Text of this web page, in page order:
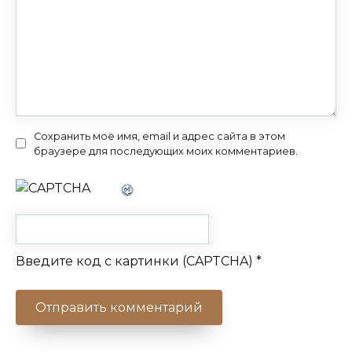
Сохранить моё имя, email и адрес сайта в этом
браузере для последующих моих комментариев.
Введите код с картинки (CAPTCHA) *